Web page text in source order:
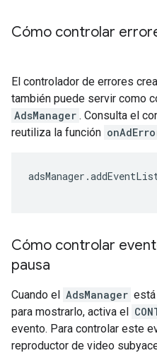
Cómo controlar
El controlador de errores
también puede servir como
AdsManager . Consulta el
reutiliza la función
adsManager .
Cómo controlar
pausa
Cuando el AdsManager
para mostrarlo, activa el
evento. Para controlar este
reproductor de video